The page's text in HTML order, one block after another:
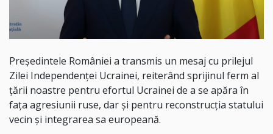
Președintele României a transmis un mesaj cu prilejul
Zilei Independenței Ucrainei, reiterând sprijinul ferm al
țării noastre pentru efortul Ucrainei de a se apăra în
fața agresiunii ruse, dar și pentru reconstrucția statului
vecin și integrarea sa europeană.